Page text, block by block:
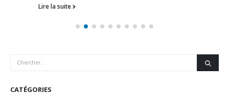
Lire la suite
CATÉGORIES